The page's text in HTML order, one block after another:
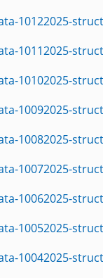
10122025-
10112025-
10102025-
10092025-
10082025-
10072025-
10062025-
10052025-
10042025-